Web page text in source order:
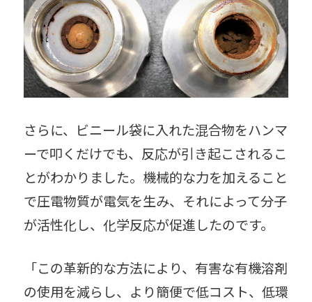
さらに、ビニール袋に入れた混合物をハンマ
ーで叩くだけでも、反応が引き起こされるこ
とがわかりました。機械的な力を加えること
で圧電物質が電気を生み、それによって分子
が活性化し、化学反応が促進したのです。
「この革新的な方法により、有害な有機溶剤
の使用を減らし、より簡便で低コスト、低環